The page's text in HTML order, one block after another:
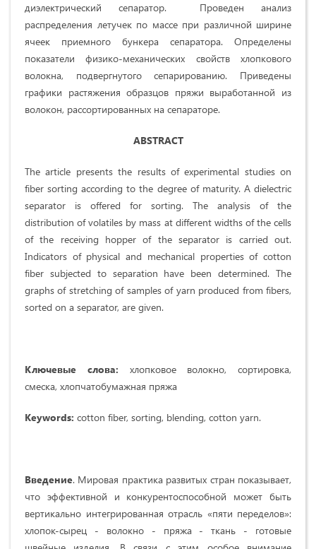
диэлектрический сепаратор. Проведен анализ
распределения летучек по массе при различной ширине
ячеек приемного бункера сепаратора. Определены
показатели физико-механических свойств хлопкового
волокна, подвергнутого сепарированию. Приведены
графики растяжения образцов пряжи выработанной из
волокон, рассортированных на сепараторе.
ABSTRACT
The article presents the results of experimental studies on
fiber sorting according to the degree of maturity. A dielectric
separator is offered for sorting. The analysis of the
distribution of volatiles by mass at different widths of the cells
of the receiving hopper of the separator is carried out.
Indicators of physical and mechanical properties of cotton
fiber subjected to separation have been determined. The
graphs of stretching of samples of yarn produced from fibers,
sorted on a separator, are given.
Ключевые слова:
хлопковое волокно, сортировка,
смеска, хлопчатобумажная пряжа
Keywords: cotton fiber, sorting, blending, cotton yarn.
Введение. Мировая практика развитых стран показывает,
что эффективной и конкурентоспособной может быть
вертикально интегрированная отрасль «пяти переделов»:
хлопок-сырец - волокно - пряжа - ткань - готовые